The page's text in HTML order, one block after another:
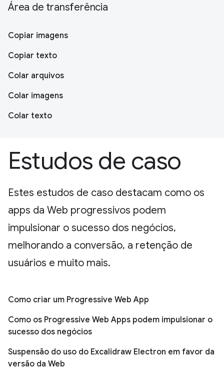
Área de transferência
Copiar imagens
Copiar texto
Colar arquivos
Colar imagens
Colar texto
Estudos de caso
Estes estudos de caso destacam como os
apps da Web progressivos podem
impulsionar o sucesso dos negócios,
melhorando a conversão, a retenção de
usuários e muito mais.
Como criar um Progressive Web App
Como os Progressive Web Apps podem impulsionar o
sucesso dos negócios
Suspensão do uso do Excalidraw Electron em favor da
versão da Web